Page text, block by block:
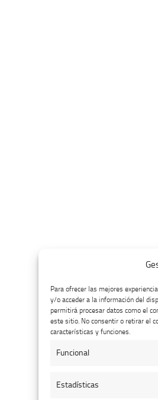
Para ofrecer las mejores
y/o acceder a la información del
permitirá procesar datos como el
este sitio. No consentir o retirar el
características y funciones.
Funcional
Estadísticas